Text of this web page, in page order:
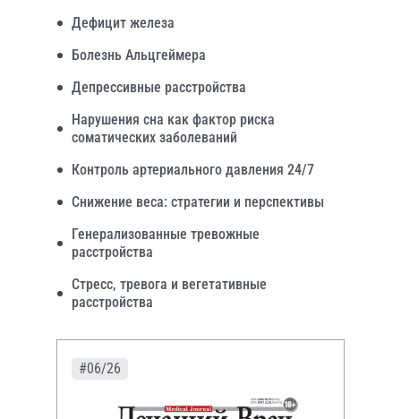
Дефицит железа
Болезнь Альцгеймера
Депрессивные расстройства
Нарушения сна как фактор риска
соматических заболеваний
Контроль артериального давления 24/7
Снижение веса: стратегии и перспективы
Генерализованные тревожные
расстройства
Стресс, тревога и вегетативные
расстройства
#06/26